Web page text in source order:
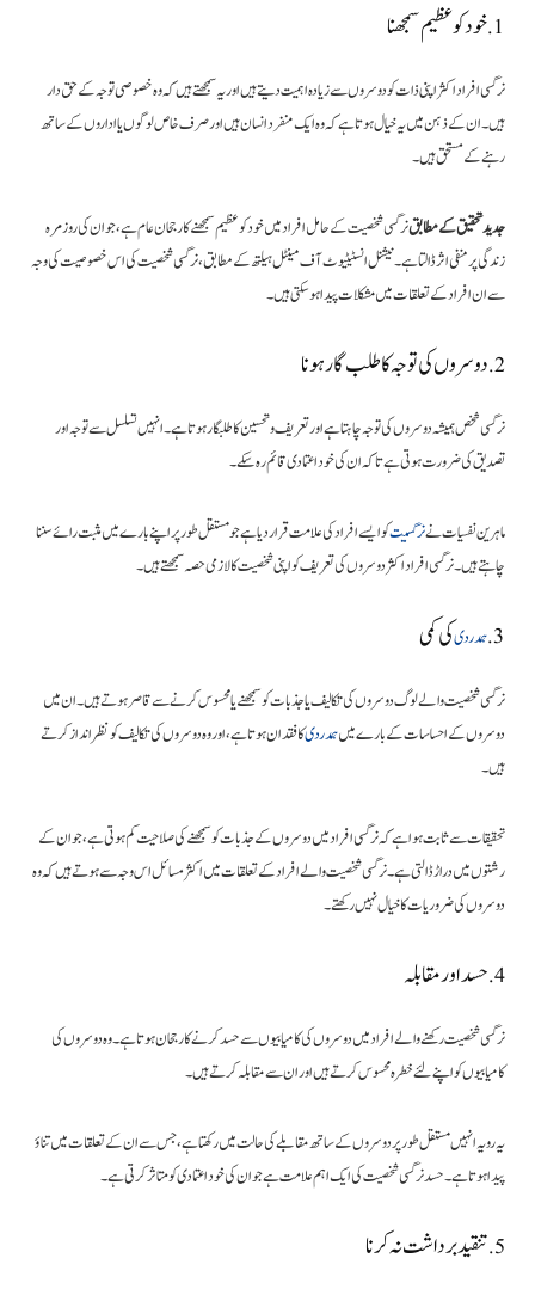
1. خود کو عظیم سمجھنا
نرگسی افراد اکثر اپنی ذات کو دوسروں سے زیادہ اہمیت دیتے ہیں اور یہ سمجھتے ہیں کہ وہ خصوصی توجہ کے حق دار
ہیں۔ ان کے ذہن میں یہ خیال ہوتا ہے کہ وہ ایک منفرد انسان ہیں اور صرف خاص لوگوں یا اداروں کے ساتھ
رہنے کے مستحق ہیں۔
جدید تحقیق کے مطابقنرگسی شخصیت کے حامل افراد میں خود کو عظیم سمجھنے کا رجحان عام ہے، جو ان کی روزمرہ
زندگی پر منفی اثر ڈالتا ہے۔ نیشنل انسٹیٹیوٹ آف مینٹل ہیلتھ کے مطابق، نرگسی شخصیت کی اس خصوصیت کی وجہ
سے ان افراد کے تعلقات میں مشکلات پیدا ہو سکتی ہیں۔
2. دوسروں کی توجہ کا طلب گار ہونا
نرگسی شخص ہمیشہ دوسروں کی توجہ چاہتا ہے اور تعریف و تحسین کا طلبگار ہوتا ہے۔ انہیں تسلسل سے توجہ اور
تصدیق کی ضرورت ہوتی ہے تاکہ ان کی خود اعتمادی قائم رہ سکے۔
ماہرین نفسیات نےنرگسیتکو ایسے افراد کی علامت قرار دیا ہے جو مستقل طور پر اپنے بارے میں مثبت رائے سننا
چاہتے ہیں۔ نرگسی افراد اکثر دوسروں کی تعریف کو اپنی شخصیت کا لازمی حصہ سمجھتے ہیں۔
3. ہمدردیکی کمی
نرگسی شخصیت والے لوگ دوسروں کی تکالیف یا جذبات کو سمجھنے یا محسوس کرنے سے قاصر ہوتے ہیں۔ ان میں
دوسروں کے احساسات کے بارے میںہمدردیکا فقدان ہوتا ہے، اور وہ دوسروں کی تکالیف کو نظر انداز کرتے
ہیں۔
تحقیقات سے ثابت ہوا ہے کہ نرگسی افراد میں دوسروں کے جذبات کو سمجھنے کی صلاحیت کم ہوتی ہے، جو ان کے
رشتوں میں دراڑ ڈالتی ہے۔ نرگسی شخصیت والے افراد کے تعلقات میں اکثر مسائل اس وجہ سے ہوتے ہیں کہ وہ
دوسروں کی ضروریات کا خیال نہیں رکھتے۔
4. حسد اور مقابلہ
نرگسی شخصیت رکھنے والے افراد میں دوسروں کی کامیابیوں سے حسد کرنے کا رجحان ہوتا ہے۔ وہ دوسروں کی
کامیابیوں کو اپنے لئے خطرہ محسوس کرتے ہیں اور ان سے مقابلہ کرتے ہیں۔
یہ رویہ انہیں مستقل طور پر دوسروں کے ساتھ مقابلے کی حالت میں رکھتا ہے، جس سے ان کے تعلقات میں تناؤ
پیدا ہوتا ہے۔ حسد نرگسی شخصیت کی ایک اہم علامت ہے جو ان کی خود اعتمادی کو متاثر کرتی ہے۔
5. تنقید برداشت نہ کرنا